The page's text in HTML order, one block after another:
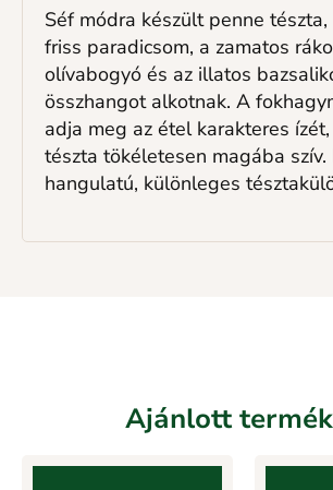
Séf módra készült penne
friss paradicsom, a zamatos
olívabogyó és az illatos
összhangot alkotnak. A
adja meg az étel karakteres
tészta tökéletesen magába
hangulatú, különleges
Ajánlott